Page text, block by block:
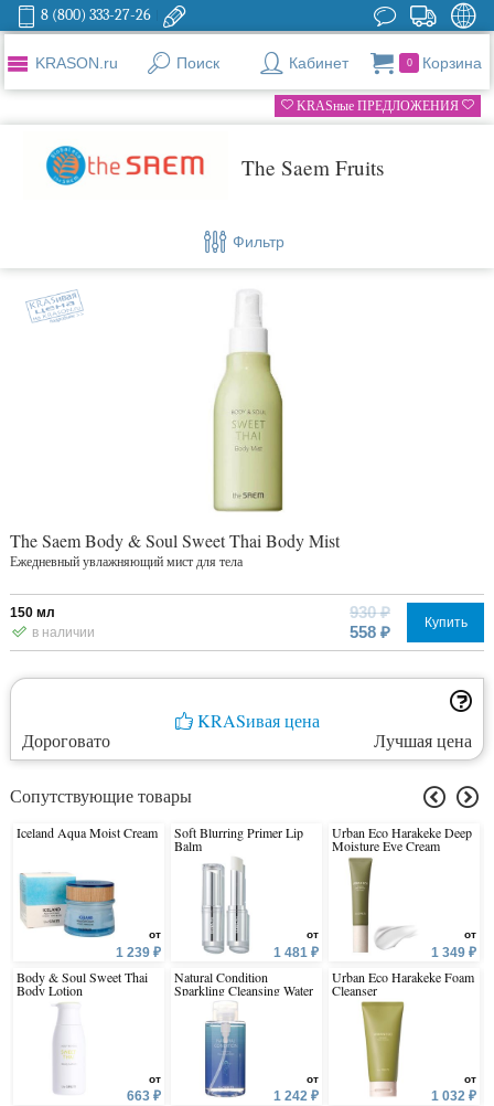
8 (800) 333-27-26
KRASON.ru Поиск Кабинет 0 Корзина
KRASные ПРЕДЛОЖЕНИЯ
The Saem Fruits
Фильтр
The Saem Body & Soul Sweet Thai Body Mist
Ежедневный увлажняющий мист для тела
150 мл
в наличии
930 ₽
558 ₽
Купить
KRASивая цена
Дороговато
Лучшая цена
Сопутствующие товары
Iceland Aqua Moist Cream
от
1 239 ₽
Body & Soul Sweet Thai
Body Lotion
от
663 ₽
Soft Blurring Primer Lip
Balm
от
1 481 ₽
Natural Condition
Sparkling Cleansing Water
от
1 242 ₽
Urban Eco Harakeke Deep
Moisture Eye Cream
от
1 349 ₽
Urban Eco Harakeke Foam
Cleanser
от
1 032 ₽